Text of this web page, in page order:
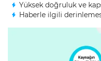
Yüksek doğruluk ve
Haberle ilgili